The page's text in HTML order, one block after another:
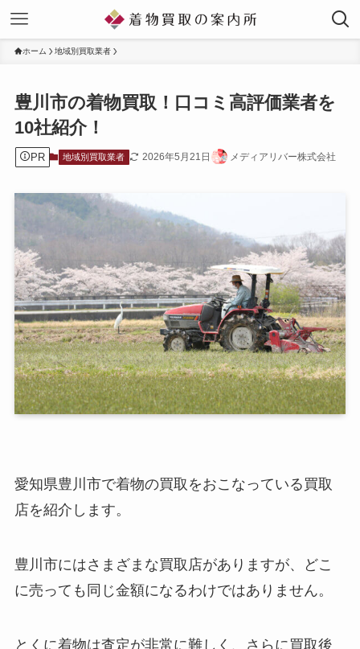
ホーム 地域別買取業者
豊川市の着物買取！口コミ高評価業者を
10社紹介！
PR 地域別買取業者 2026年5月21日 メディアリバー株式会社
愛知県豊川市で着物の買取をおこなっている買取
店を紹介します。
豊川市にはさまざまな買取店がありますが、どこ
に売っても同じ金額になるわけではありません。
とくに着物は査定が非常に難しく、さらに買取後